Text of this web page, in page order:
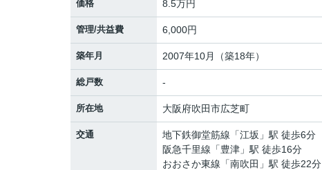
価格 8.5万円
管理/共益費 6,000円
築年月 2007年10月（築18年）
総戸数 -
所在地 大阪府吹田市広芝町
交通 地下鉄御堂筋線 「江坂 」駅 徒歩6分
阪急千里線 「豊津 」駅 徒歩16分
おおさか東線 「南吹田 」駅 徒歩22分